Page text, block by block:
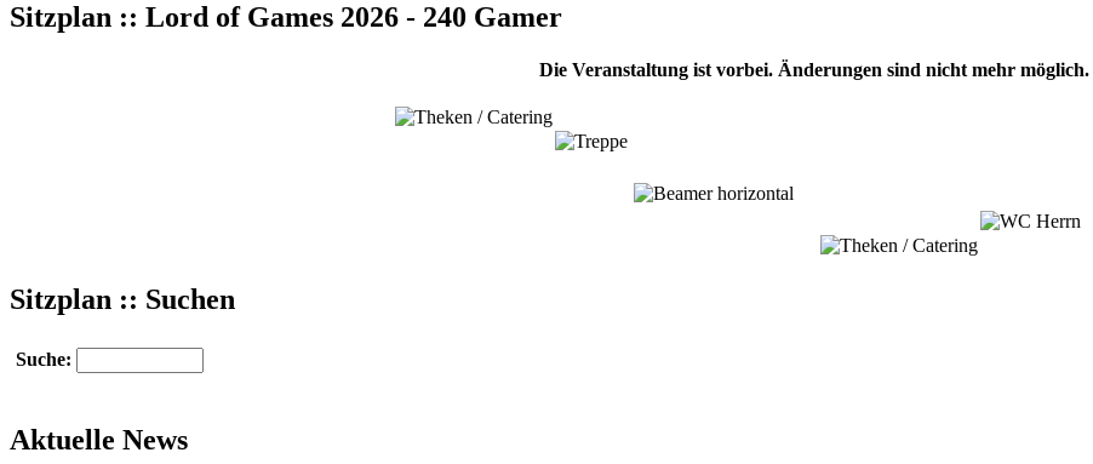
Sitzplan :: Lord of Games 2026 - 240 Gamer
Die Veranstaltung ist vorbei. Änderungen sind nicht mehr möglich.
Sitzplan :: Suchen
Suche:
Aktuelle News